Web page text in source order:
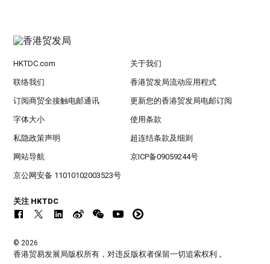
HKTDC.com 关于我们
联络我们 香港贸发局流动应用程式
订阅商贸全接触电邮通讯 更新您的香港贸发局电邮订阅
字体大小 使用条款
私隐政策声明 超连结条款及细则
网站导航 京ICP备09059244号
京公网安备 11010102003523号
关注 HKTDC
© 2026
香港贸易发展局版权所有，对违反版权者保留一切追索权利 。